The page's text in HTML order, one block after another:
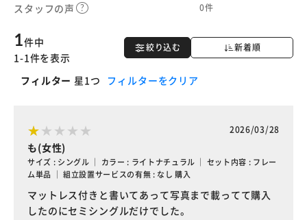
スタッフの声 0件
絞り込む 新着順
1件中
1-1件を表示
フィルター 星1つ フィルターをクリア
2026/03/28
も(女性)
サイズ : シングル ｜ カラー : ライトナチュラル ｜ セット内容 : フレー
ム単品 ｜ 組立設置サービスの有無 : なし 購入
マットレス付きと書いてあって写真まで載ってて購入
したのにセミシングルだけでした。